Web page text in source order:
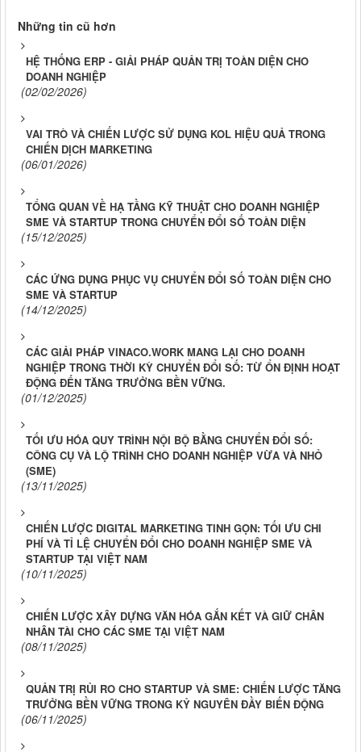
Những tin cũ hơn
HỆ THỐNG ERP - GIẢI PHÁP QUẢN TRỊ TOÀN DIỆN CHO
DOANH NGHIỆP
(02/02/2026)
VAI TRÒ VÀ CHIẾN LƯỢC SỬ DỤNG KOL HIỆU QUẢ TRONG
CHIẾN DỊCH MARKETING
(06/01/2026)
TỔNG QUAN VỀ HẠ TẦNG KỸ THUẬT CHO DOANH NGHIỆP
SME VÀ STARTUP TRONG CHUYỂN ĐỔI SỐ TOÀN DIỆN
(15/12/2025)
CÁC ỨNG DỤNG PHỤC VỤ CHUYỂN ĐỔI SỐ TOÀN DIỆN CHO
SME VÀ STARTUP
(14/12/2025)
CÁC GIẢI PHÁP VINACO.WORK MANG LẠI CHO DOANH
NGHIỆP TRONG THỜI KỲ CHUYỂN ĐỔI SỐ: TỪ ỔN ĐỊNH HOẠT
ĐỘNG ĐẾN TĂNG TRƯỞNG BỀN VỮNG.
(01/12/2025)
TỐI ƯU HÓA QUY TRÌNH NỘI BỘ BẰNG CHUYỂN ĐỔI SỐ:
CÔNG CỤ VÀ LỘ TRÌNH CHO DOANH NGHIỆP VỪA VÀ NHỎ
(SME)
(13/11/2025)
CHIẾN LƯỢC DIGITAL MARKETING TINH GỌN: TỐI ƯU CHI
PHÍ VÀ TỈ LỆ CHUYỂN ĐỔI CHO DOANH NGHIỆP SME VÀ
STARTUP TẠI VIỆT NAM
(10/11/2025)
CHIẾN LƯỢC XÂY DỰNG VĂN HÓA GẮN KẾT VÀ GIỮ CHÂN
NHÂN TÀI CHO CÁC SME TẠI VIỆT NAM
(08/11/2025)
QUẢN TRỊ RỦI RO CHO STARTUP VÀ SME: CHIẾN LƯỢC TĂNG
TRƯỞNG BỀN VỮNG TRONG KỶ NGUYÊN ĐẦY BIẾN ĐỘNG
(06/11/2025)